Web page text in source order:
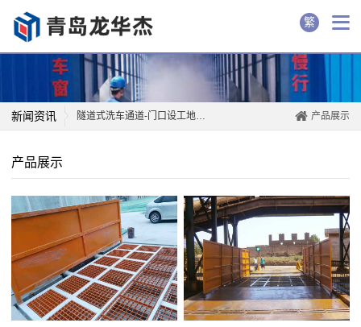
繁
新闻资讯 隧道式洗车通道-门口设工地洗车机，货车进出先洗...
隧道式洗车通道-工程洗车机是治理渣土车污染道路...
隧道式洗车通道-安装渣土车工地洗车机,保障拉萨...
产品展示
产品展示